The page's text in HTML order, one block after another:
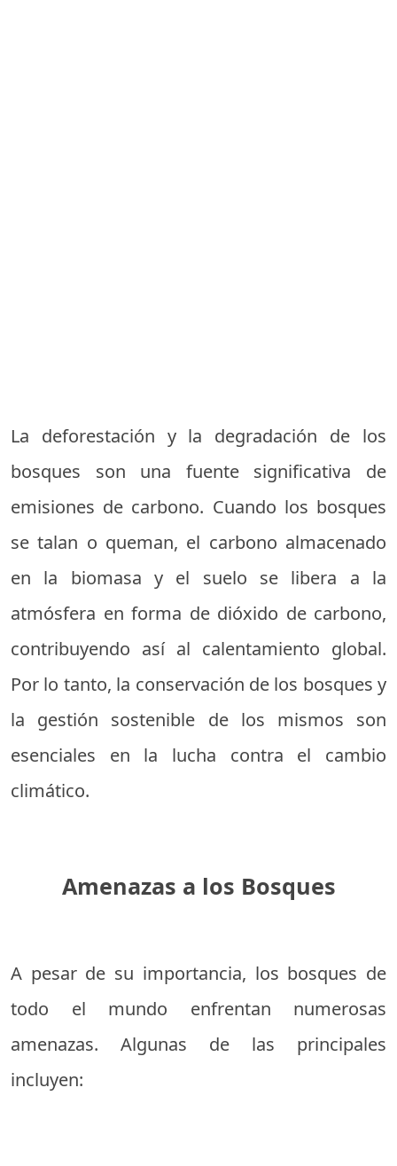
La deforestación y la degradación de los
bosques son una fuente significativa de
emisiones de carbono. Cuando los bosques
se talan o queman, el carbono almacenado
en la biomasa y el suelo se libera a la
atmósfera en forma de dióxido de carbono,
contribuyendo así al calentamiento global.
Por lo tanto, la conservación de los bosques y
la gestión sostenible de los mismos son
esenciales en la lucha contra el cambio
climático.
Amenazas a los Bosques
A pesar de su importancia, los bosques de
todo el mundo enfrentan numerosas
amenazas. Algunas de las principales
incluyen: